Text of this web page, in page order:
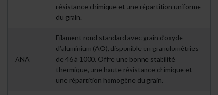
résistance chimique et une répartition uniforme
du grain.
ANA
Filament rond standard avec grain d’oxyde
d’aluminium (AO), disponible en granulométries
de 46 à 1000. Offre une bonne stabilité
thermique, une haute résistance chimique et
une répartition homogène du grain.